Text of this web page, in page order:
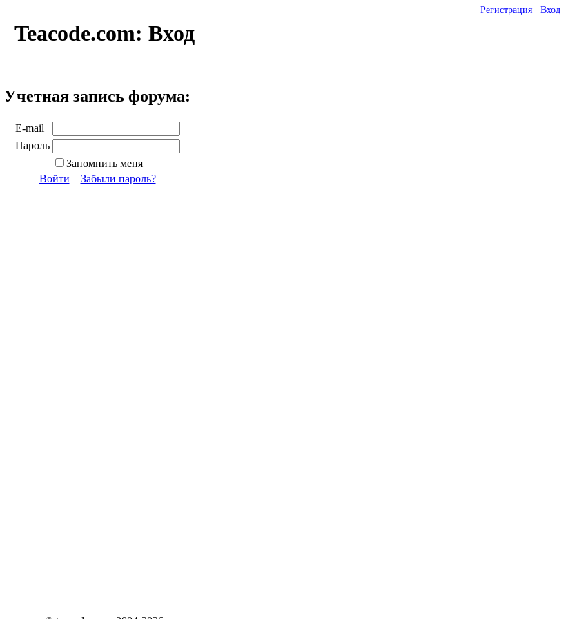
Регистрация Вход
Teacode.com: Вход
Учетная запись форума:
E-mail
Пароль
Запомнить меня
Войти
Забыли пароль?